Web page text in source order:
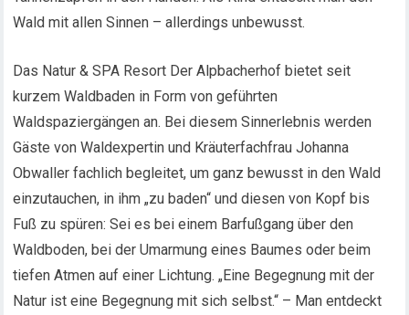
Wald mit allen Sinnen – allerdings unbewusst.
Das Natur & SPA Resort Der Alpbacherhof bietet seit
kurzem Waldbaden in Form von geführten
Waldspaziergängen an. Bei diesem Sinnerlebnis werden
Gäste von Waldexpertin und Kräuterfachfrau Johanna
Obwaller fachlich begleitet, um ganz bewusst in den Wald
einzutauchen, in ihm „zu baden“ und diesen von Kopf bis
Fuß zu spüren: Sei es bei einem Barfußgang über den
Waldboden, bei der Umarmung eines Baumes oder beim
tiefen Atmen auf einer Lichtung. „Eine Begegnung mit der
Natur ist eine Begegnung mit sich selbst.“ – Man entdeckt